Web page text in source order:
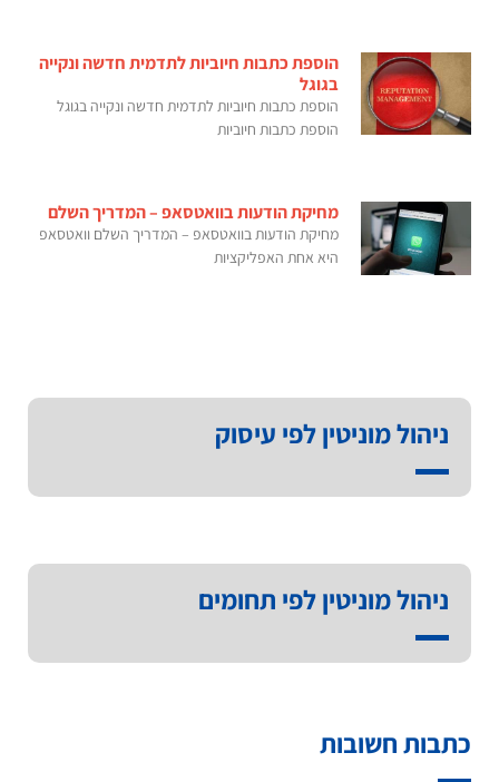
הוספת כתבות חיוביות לתדמית חדשה ונקייה
בגוגל
הוספת כתבות חיוביות לתדמית חדשה ונקייה בגוגל
הוספת כתבות חיוביות
מחיקת הודעות בוואטסאפ – המדריך השלם
מחיקת הודעות בוואטסאפ – המדריך השלם וואטסאפ
היא אחת האפליקציות
ניהול מוניטין לפי עיסוק
ניהול מוניטין לפי תחומים
כתבות חשובות